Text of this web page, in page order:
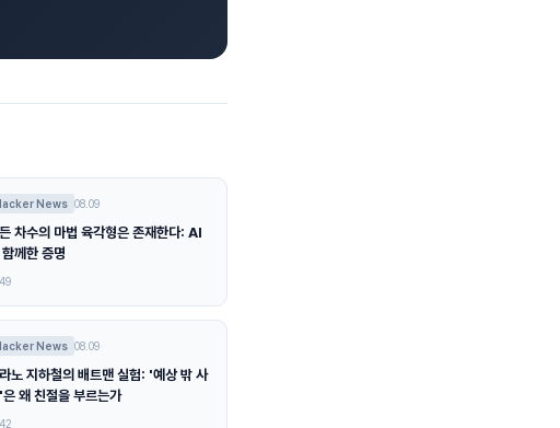
News 08.09
차수의 마법 육각형은 존재한다: AI
께한 증명
News 08.09
노 지하철의 배트맨 실험: '예상 밖 사
왜 친절을 부르는가